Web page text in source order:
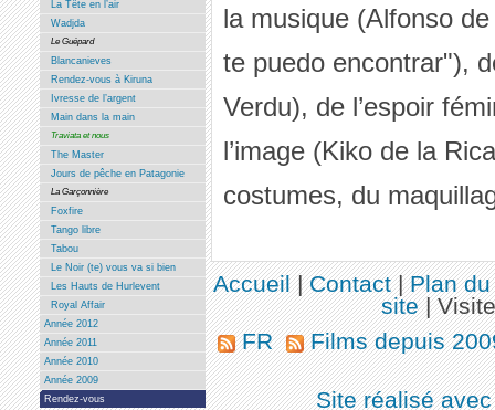
la musique (Alfonso
te puedo encontrar"),
Verdu), de l’espoir
l’image (Kiko de la
costumes, du
La Tête en l’air
Wadjda
Le Guépard
Blancanieves
Rendez-vous à Kiruna
Ivresse de l’argent
Main dans la main
Traviata et nous
The Master
Jours de pêche en Patagonie
La Garçonnière
Foxfire
Tango libre
Tabou
Le Noir (te) vous va si bien
Les Hauts de Hurlevent
Royal Affair
Année 2012
Année 2011
Année 2010
Année 2009
Rendez-vous
Accueil|Contact|Plan
site|
FR
Films depuis
Site réalisé